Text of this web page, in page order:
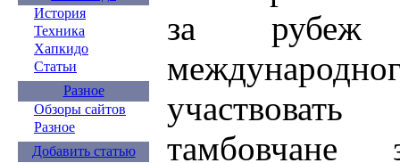
История
Техника
Хапкидо
Статьи
Разное
Обзоры сайтов
Разное
Добавить статью
за рубеж
тамбовчане